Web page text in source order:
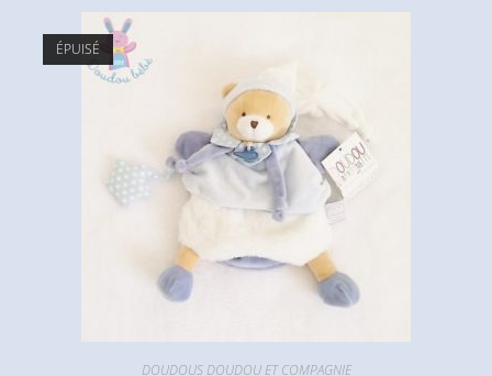
ÉPUISÉ
DOUDOUS DOUDOU ET COMPAGNIE